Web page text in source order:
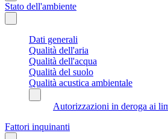
Stato dell'ambiente
Dati generali
Qualità dell'aria
Qualità dell'acqua
Qualità del suolo
Qualità acustica ambientale
Autorizzazioni in deroga ai
Fattori inquinanti